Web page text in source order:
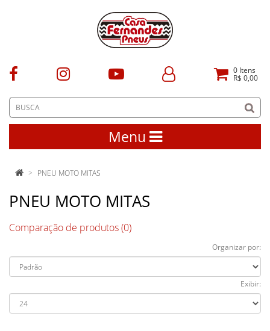
0 Itens
R$ 0,00
Menu
PNEU MOTO MITAS
PNEU MOTO MITAS
Comparação de produtos (0)
Organizar por:
Exibir: